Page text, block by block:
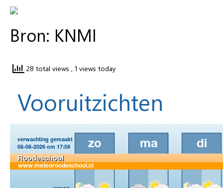
Bron: KNMI
28 total views , 1 views today
Vooruitzichten